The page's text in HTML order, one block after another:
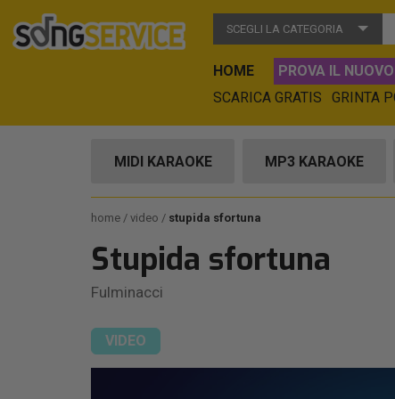
SCEGLI LA CATEGORIA
HOME PROVA IL
SCARICA GRATIS
GRINTA
MIDI KARAOKE MP3 KARAOKE
home video stupida sfortuna
Stupida sfortuna
Fulminacci
VIDEO